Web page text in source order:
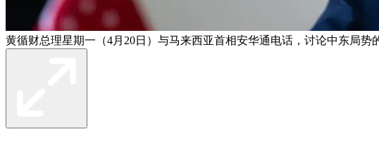
黄循财总理星期一（4月20日）与马来西亚首相安华通电话，讨论中东局势